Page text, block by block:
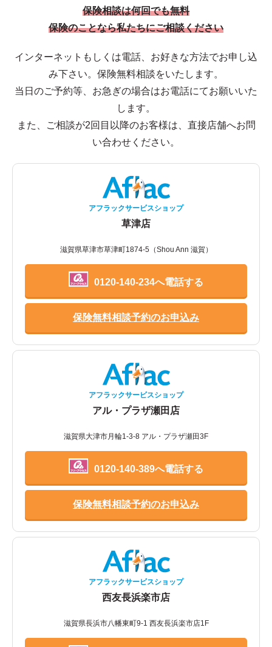
保険相談は何回でも無料
保険のことなら私たちにご相談ください
インターネットもしくは電話、お好きな方法でお申し込
み下さい。保険無料相談をいたします。
当日のご予約等、お急ぎの場合はお電話にてお願いいた
します。
また、ご相談が2回目以降のお客様は、直接店舗へお問
い合わせください。
アフラックサービスショップ
草津店
滋賀県草津市草津町1874-5（Shou Ann 滋賀）
0120-140-234へ電話する
保険無料相談予約のお申込み
アフラックサービスショップ
アル・プラザ瀬田店
滋賀県大津市月輪1-3-8 アル・プラザ瀬田3F
0120-140-389へ電話する
保険無料相談予約のお申込み
アフラックサービスショップ
西友長浜楽市店
滋賀県長浜市八幡東町9-1 西友長浜楽市店1F